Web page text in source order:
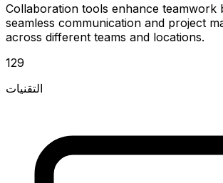
Collaboration tools enhance teamwork
seamless communication and project
across different teams and locations.
129
التقنيات